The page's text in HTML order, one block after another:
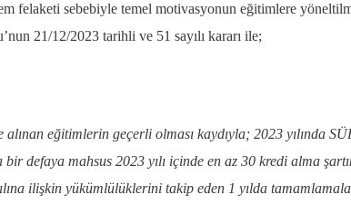
felaketi sebebiyle temel motivasyonun eğitimlere
21/12/2023 tarihli ve 51 sayılı kararı ile;
alınan eğitimlerin geçerli olması kaydıyla; 2023 yılında
bir defaya mahsus 2023 yılı içinde en az 30 kredi alma
ilişkin yükümlülüklerini takip eden 1 yılda